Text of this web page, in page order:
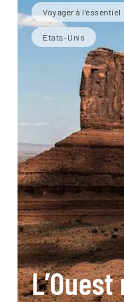
Voyager à l’essentiel
Etats-Unis